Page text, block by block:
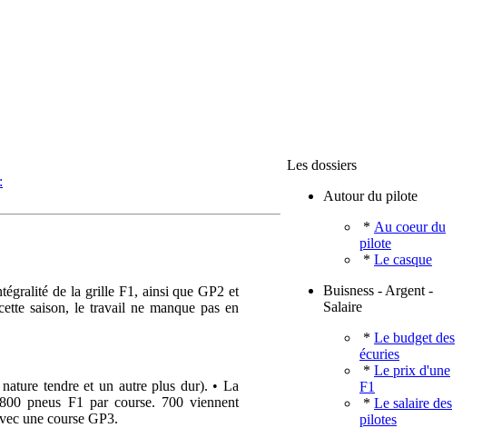
de la grille F1, ainsi que GP2 et
saison, le travail ne manque pas en
tendre et un autre plus dur). • La
pneus F1 par course. 700 viennent
une course GP3.
Les dossiers
Autour du pilote
* Au coeur du
pilote
* Le casque
Buisness - Argent -
Salaire
* Le budget des
écuries
* Le prix d'une
F1
* Le salaire des
pilotes